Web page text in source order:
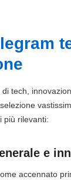
tech,
i più rilevanti:
e
accennato